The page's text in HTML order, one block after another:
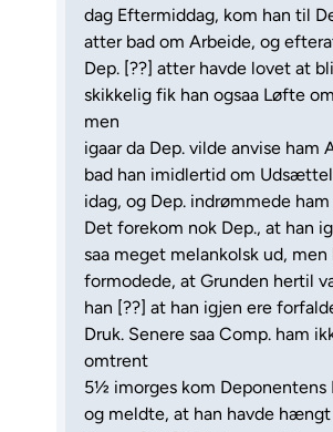
dag Eftermiddag, kom han til
atter bad om Arbeide, og
Dep. [??] atter havde lovet at
skikkelig fik han ogsaa Løfte
men
igaar da Dep. vilde anvise ham
bad han imidlertid om
idag, og Dep. indrømmede
Det forekom nok Dep., at han
saa meget melankolsk ud, men
formodede, at Grunden hertil
han [??] at han igjen ere
Druk. Senere saa Comp. ham
omtrent
5½ imorges kom Deponentens
og meldte, at han havde hængt